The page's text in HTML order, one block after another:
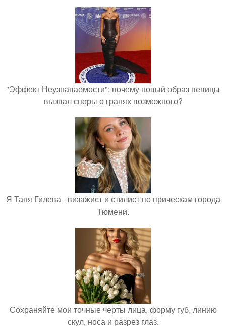
"Эффект Неузнаваемости": почему новый образ певицы
вызвал споры о гранях возможного?
Я Таня Гилева - визажист и стилист по прическам города
Тюмени.
Сохраняйте мои точные черты лица, форму губ, линию
скул, носа и разрез глаз.